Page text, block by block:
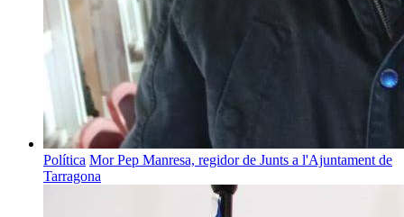
Política Mor Pep Manresa, regidor de Junts a l'Ajuntament de
Tarragona